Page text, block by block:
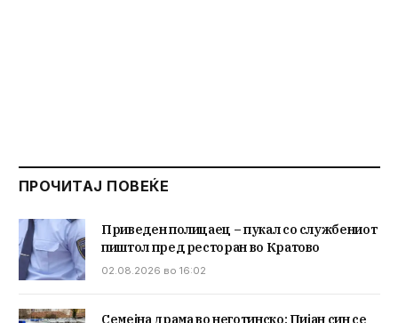
ПРОЧИТАЈ ПОВЕЌЕ
Приведен полицаец – пукал со службениот
пиштол пред ресторан во Кратово
02.08.2026 во 16:02
Семејна драма во неготинско: Пијан син се